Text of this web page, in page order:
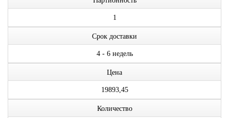
1
Срок доставки
4 - 6 недель
Цена
19893,45
Количество